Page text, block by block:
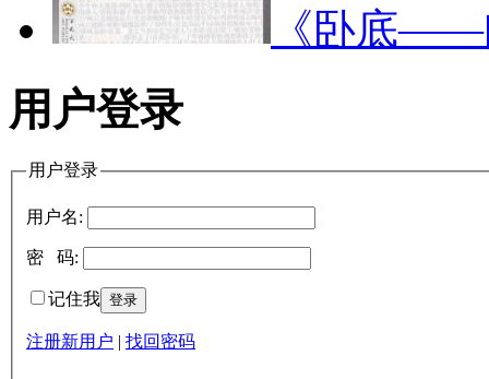
《卧底
用户登录
用户登录
用户名:
密 码:
记住我
注册新用户 | 找回密码